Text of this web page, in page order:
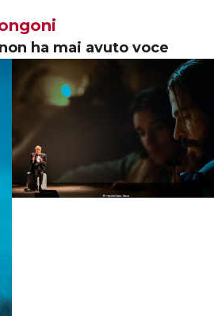
ha mai avuto voce